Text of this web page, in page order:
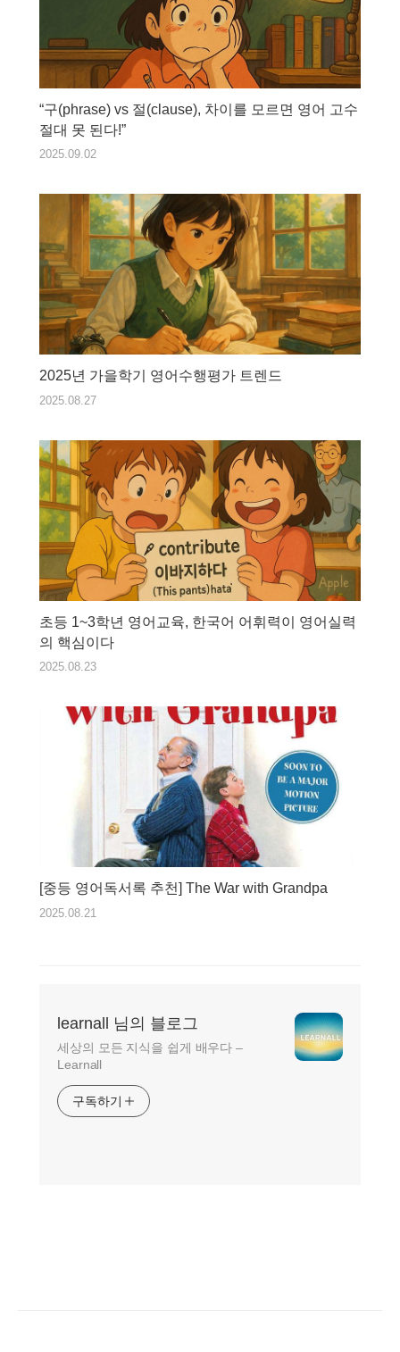
“구(phrase) vs 절(clause), 차이를 모르면 영어 고수
절대 못 된다!”
2025.09.02
2025년 가을학기 영어수행평가 트렌드
2025.08.27
초등 1~3학년 영어교육, 한국어 어휘력이 영어실력
의 핵심이다
2025.08.23
[중등 영어독서록 추천] The War with Grandpa
2025.08.21
learnall 님의 블로그
세상의 모든 지식을 쉽게 배우다 –
Learnall
구독하기